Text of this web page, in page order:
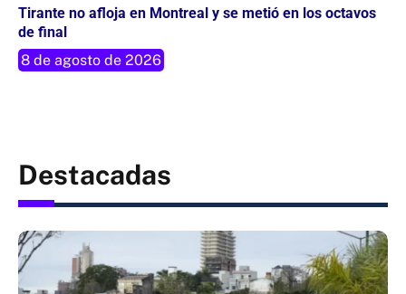
Tirante no afloja en Montreal y se metió en los octavos
de final
8 de agosto de 2026
Destacadas